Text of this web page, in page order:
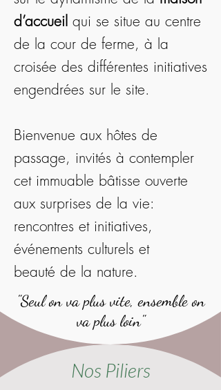
d’accueil qui se situe au centre
de la cour de ferme, à la
croisée des différentes initiatives
engendrées sur le site.
Bienvenue aux hôtes de
passage, invités à contempler
cet immuable bâtisse ouverte
aux surprises de la vie:
rencontres et initiatives,
événements culturels et
beauté de la nature.
"Seul on va plus vite, ensemble on
va plus loin"
Nos Piliers